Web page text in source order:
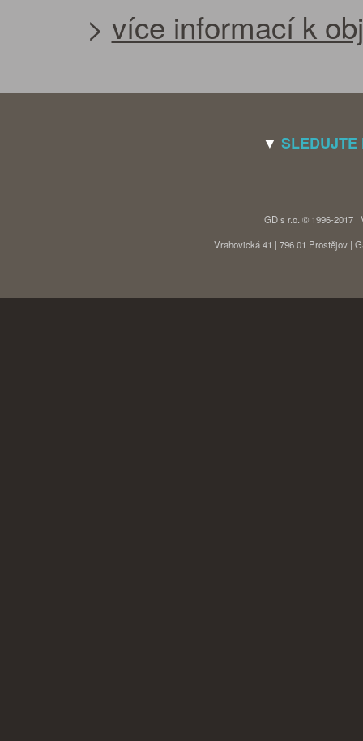
> více informací k
▼ SLEDUJTE
GD s r.o. © 1996-2017
Vrahovická 41 | 796 01 Prostějov |